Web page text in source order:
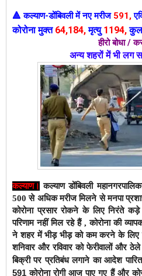
🔺कल्याण-डोंबिवली मेंनए मरीज 591,
कोरोना मुक्त 64,184,मृत्यु 1194,कुल
हीरो बोधा /
अन्य शहरों में भी लग
कल्याण। कल्याण डोंबिवली
500 से अधिक मरीज मिलने से मनपा
कोरोना प्रसार रोकने के लिए निरंते
परिणाम नहीं मिल रहे हैं , कोरोना की
ने शहर में भीड़ भीड़ को कम करने के लिए
शनिवार और रविवार को फेरीवालों और
बिक्री पर प्रतिबंध लगाने का आदेश
591 कोरोना रोगी आज पाए गए हैं और